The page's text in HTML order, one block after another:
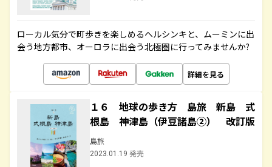
ローカル気分で町歩きを楽しめるヘルシンキと、ムーミンに出
会う地方都市、オーロラに出会う北極圏に行ってみませんか?
詳細を見る
１６ 地球の歩き方 島旅 新島 式
根島 神津島（伊豆諸島②） 改訂版
島旅
2023.01.19 発売